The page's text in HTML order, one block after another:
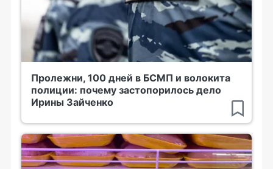
Пролежни, 100 дней в БСМП и волокита
полиции: почему застопорилось дело
Ирины Зайченко